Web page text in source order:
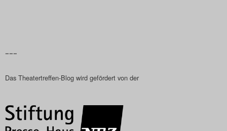
Das Theatertreffen-Blog
2018
Das Theatertreffen-Blog
2018 Alumni
–––
Das Theatertreffen-Blog wird gefördert von der